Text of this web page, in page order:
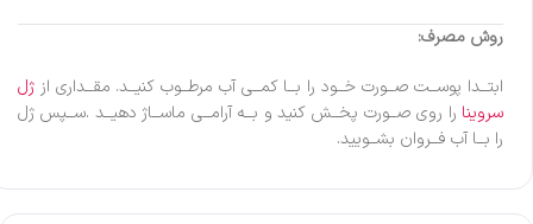
روش مصرف:
ابتــدا پوســت صــورت خــود را بــا کمــی آب مرطــوب کنیــد. مقــداری از ژل
سروینا را روی صــورت پخــش کنید و بــه آرامــی ماســاژ دهیــد .ســپس ژل
را بــا آب فــروان بشــویید.